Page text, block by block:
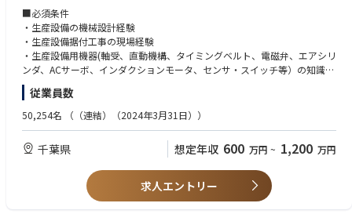
■組織
当社の製造の組織としては大きく下記に分かれており、ご希望や適性によ
りこの中の製造部または技術部での採用となります。
①【製造部 （那須）】
②【技術部 （那須）】
その他「品質保証部 （那須）」「生産管理部 （那須）」「東京技術部
（所在は東京）」
■工場風景や設備の例
https://www.mitsuyaj.co.jp/facility.html
■募集部署のビジョン
知識や経験を共有し成長させて、事業に最適な設備の導入でフジクラの事
業発展に貢献する
■所属のミッション・業務
備に対し、設備技術を盛り込み下記を遂行する
(1)導入プロジェクトの遂行⇒設計、製作、設置、立上げ
(2)設備改善（生産性・品質・安全・省エネ）
■募集背景
※ 投資事例）生成AI市場拡大に伴う光ファイバー需要増に対応するため、
当社 佐倉事業所に新工場を建設し生産能力の強化
■必須条件
・生産設備の機械設計経験
・生産設備据付工事の現場経験
・生産設備用機器(軸受、直動機構、タイミングベルト、電磁弁、エアシリ
ンダ、ACサーボ、インダクションモータ、センサ・スイッチ等）の知識、
取扱経験
★メーカーでの生産技術職経験者のみならず、生産設備メーカー・FAメー
■歓迎条件
・強度計算、モータ選定、エア機器選定の経験
■求める人物像
従業員数
50,254名 （（連結）（2024年3月31日））
千葉県 想定年収 600 万円 ~ 1,200 万円
求人エントリー